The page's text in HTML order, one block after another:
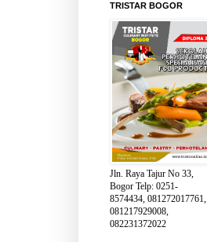
TRISTAR BOGOR
Jln. Raya Tajur No 33,
Bogor Telp: 0251-
8574434, 081272017761,
081217929008,
082231372022